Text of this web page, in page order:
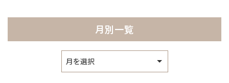
月別一覧